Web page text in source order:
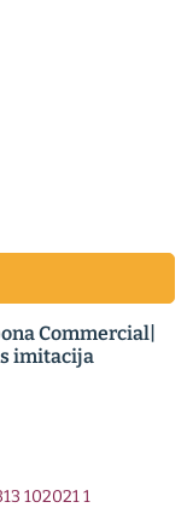
Commercial|
imitacija